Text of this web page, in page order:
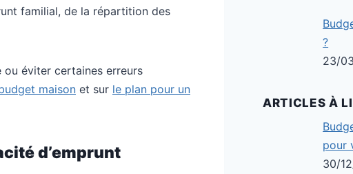
familial, de la répartition des
éviter certaines erreurs
maison et sur le plan pour un
d’emprunt
?
23/
ARTICLES À
pour
30/